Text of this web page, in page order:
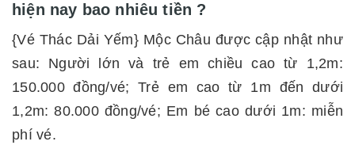
hiện nay bao nhiêu tiền ?
{Vé Thác Dải Yếm} Mộc Châu được cập nhật như
sau: Người lớn và trẻ em chiều cao từ 1,2m:
150.000 đồng/vé; Trẻ em cao từ 1m đến dưới
1,2m: 80.000 đồng/vé; Em bé cao dưới 1m: miễn
phí vé.